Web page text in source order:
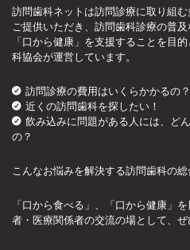
訪問歯科ネットは訪問診療に取り組
ご提供いただき、訪問歯科診療の普
「口から健康」を支援することを目
科協会が運営しています。
訪問診療の費用はいくらかかるの？
近くの訪問歯科を探したい！
飲み込みに問題がある人には、ど
の？
こんなお悩みを解決する訪問歯科の総
「口から食べる」、「口から健康」
者・医療関係者の交流の場として、ぜ